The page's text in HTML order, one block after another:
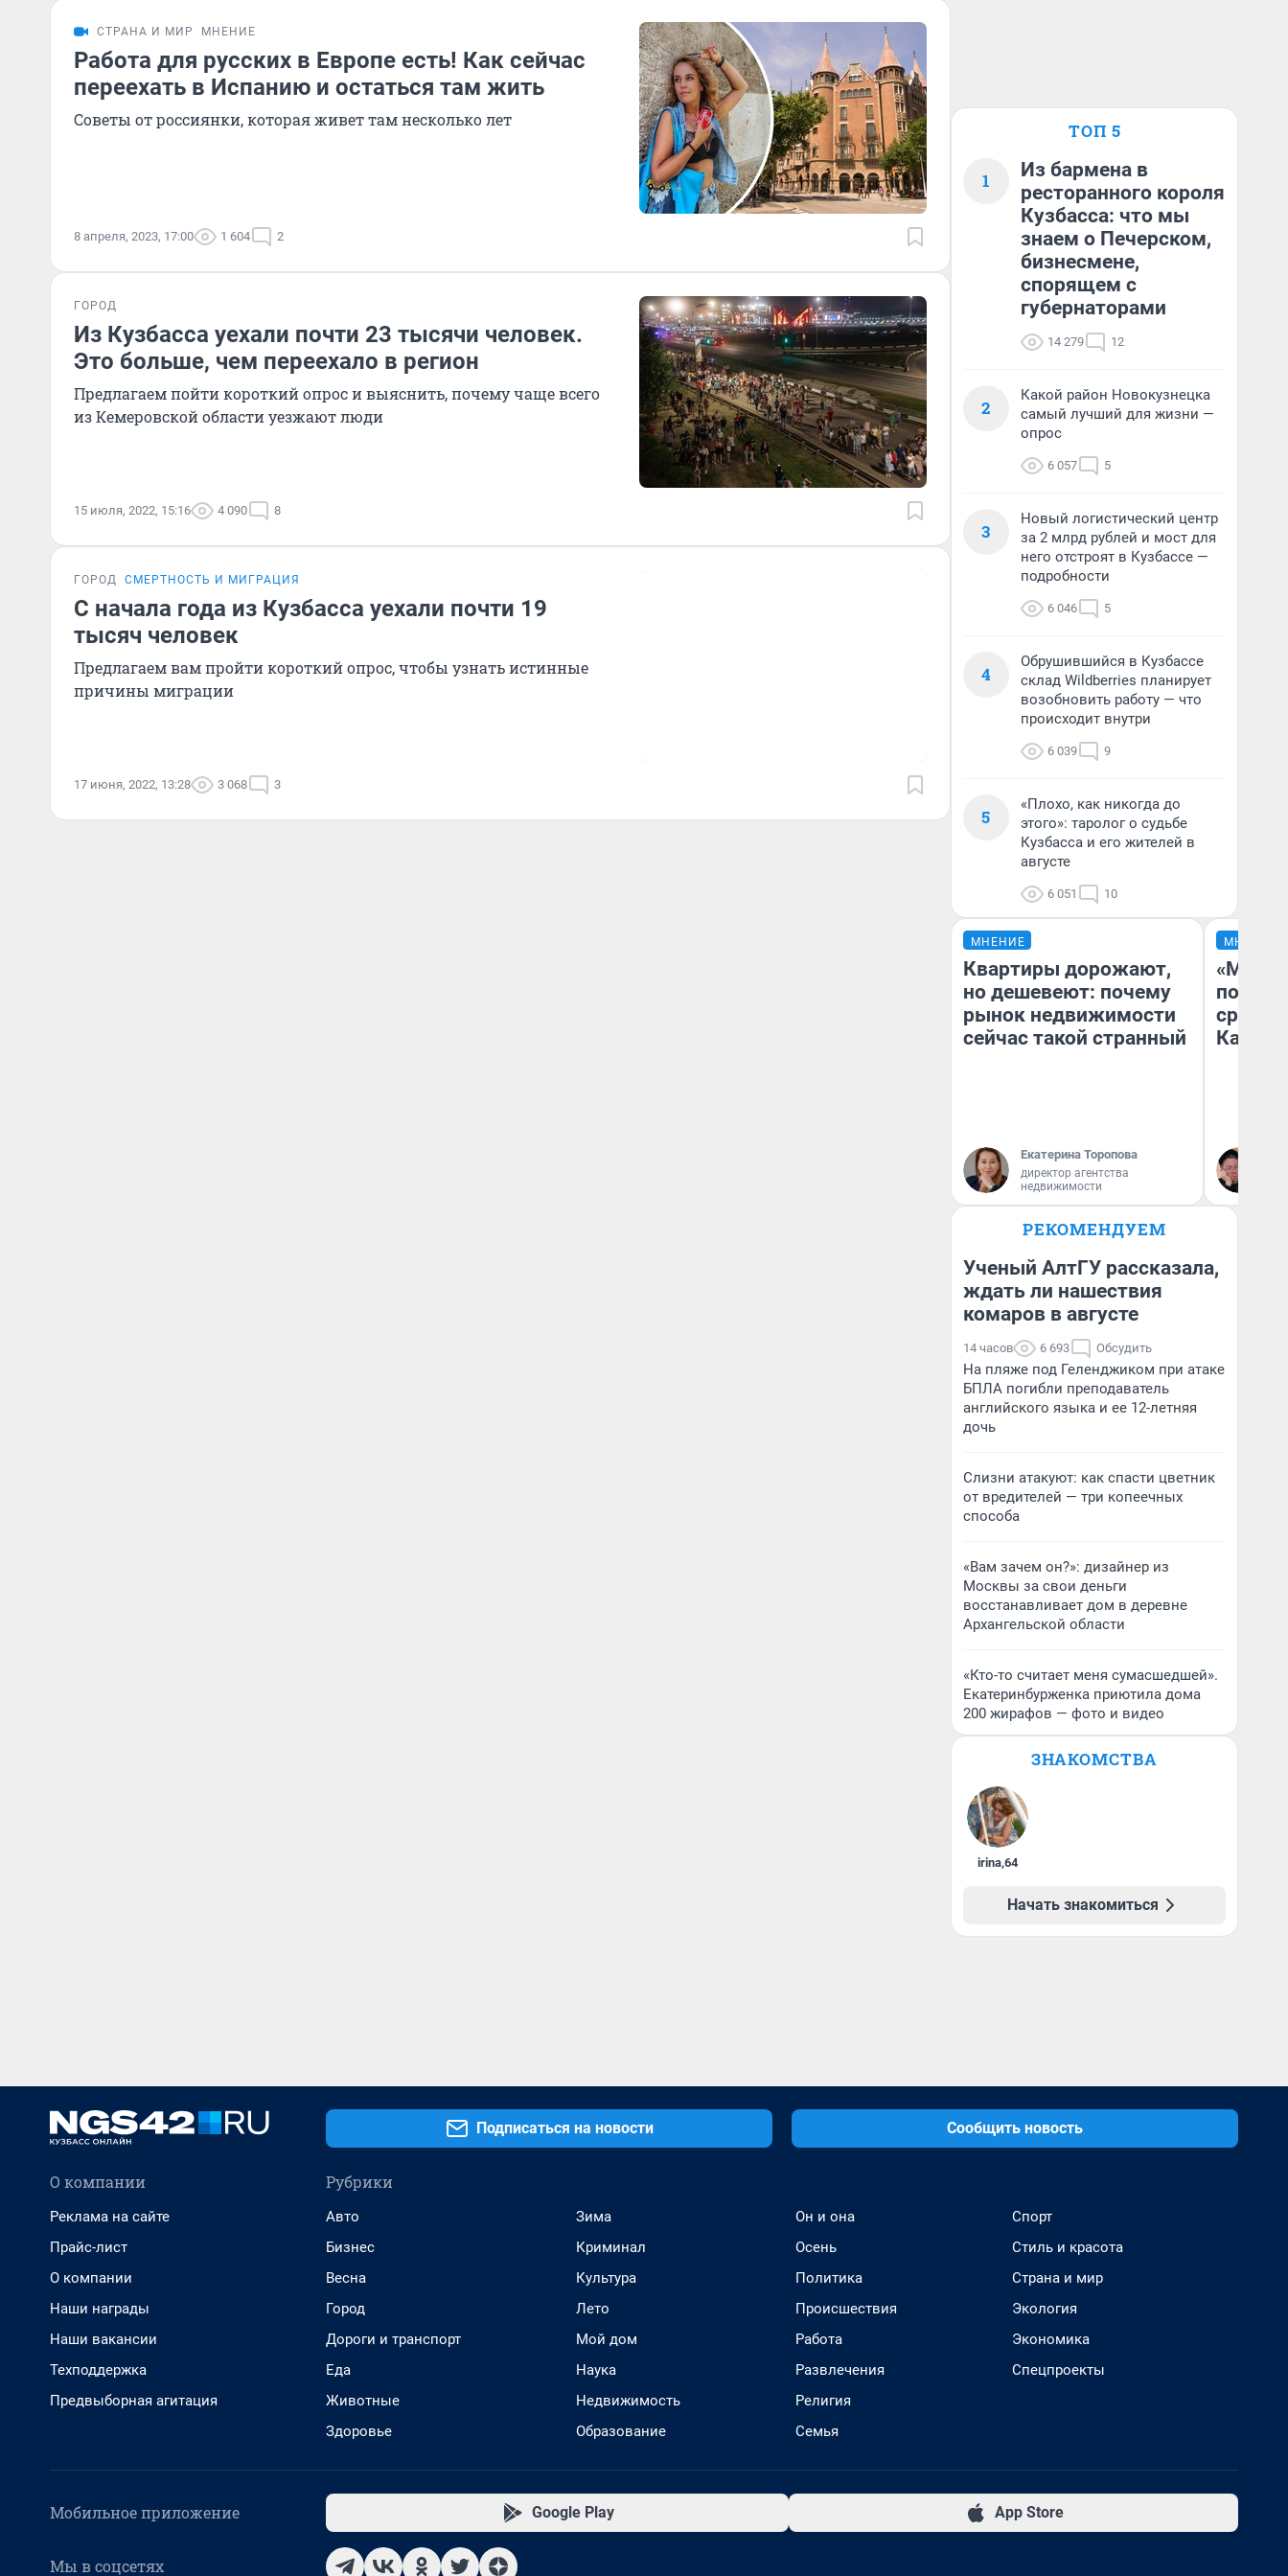
СТРАНА И МИР МНЕНИЕ
Работа для русских в Европе есть! Как сейчас
переехать в Испанию и остаться там жить
Советы от россиянки, которая живет там несколько лет
8 апреля, 2023, 17:00 1 604 2
ГОРОД
Из Кузбасса уехали почти 23 тысячи человек.
Это больше, чем переехало в регион
Предлагаем пойти короткий опрос и выяснить, почему чаще всего
из Кемеровской области уезжают люди
15 июля, 2022, 15:16 4 090 8
ГОРОД СМЕРТНОСТЬ И МИГРАЦИЯ
С начала года из Кузбасса уехали почти 19
тысяч человек
Предлагаем вам пройти короткий опрос, чтобы узнать истинные
причины миграции
17 июня, 2022, 13:28 3 068 3
ТОП 5
1
Из бармена в
ресторанного короля
Кузбасса: что мы
знаем о Печерском,
бизнесмене,
спорящем с
губернаторами
14 279 12
2
Какой район Новокузнецка
самый лучший для жизни —
опрос
6 057 5
3
Новый логистический центр
за 2 млрд рублей и мост для
него отстроят в Кузбассе —
подробности
6 046 5
4
Обрушившийся в Кузбассе
склад Wildberries планирует
возобновить работу — что
происходит внутри
6 039 9
5
«Плохо, как никогда до
этого»: таролог о судьбе
Кузбасса и его жителей в
августе
6 051 10
МНЕНИЕ
Квартиры дорожают,
но дешевеют: почему
рынок недвижимости
сейчас такой странный
Екатерина Торопова
директор агентства
недвижимости
МНЕНИЕ
РЕКОМЕНДУЕМ
Ученый АлтГУ рассказала,
ждать ли нашествия
комаров в августе
14 часов 6 693 Обсудить
На пляже под Геленджиком при атаке
БПЛА погибли преподаватель
английского языка и ее 12-летняя
дочь
Слизни атакуют: как спасти цветник
от вредителей — три копеечных
способа
«Вам зачем он?»: дизайнер из
Москвы за свои деньги
восстанавливает дом в деревне
Архангельской области
«Кто-то считает меня сумасшедшей».
Екатеринбурженка приютила дома
200 жирафов — фото и видео
ЗНАКОМСТВА
irina,64
Начать знакомиться
Подписаться на новости Сообщить новость
О компании
Реклама на сайте
Прайс-лист
О компании
Наши награды
Наши вакансии
Техподдержка
Предвыборная агитация
Рубрики
Авто
Бизнес
Весна
Город
Дороги и транспорт
Еда
Животные
Здоровье
Зима
Криминал
Культура
Лето
Мой дом
Наука
Недвижимость
Образование
Он и она
Осень
Политика
Происшествия
Работа
Развлечения
Религия
Семья
Спорт
Стиль и красота
Страна и мир
Экология
Экономика
Спецпроекты
Мобильное приложение Google Play App Store
Мы в соцсетях